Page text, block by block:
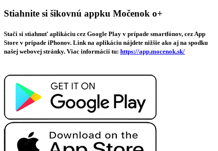
Stiahnite si šikovnú appku Močenok o+
Stačí si stiahnuť aplikáciu cez Google Play v prípade smartfónov, cez App
Store v prípade iPhonov. Link na aplikáciu nájdete nižšie ako aj na spodku
našej webovej stránky. Viac informácií tu: https://app.mocenok.sk/